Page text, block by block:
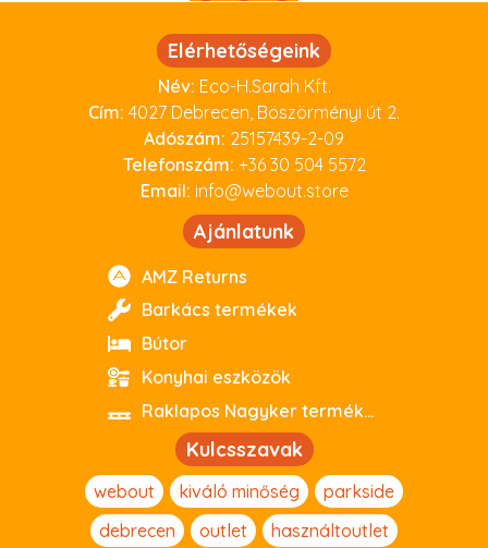
Elérhetőségeink
Név: Eco-H.Sarah Kft.
Cím: 4027 Debrecen, Böszörményi út 2.
Adószám: 25157439-2-09
Telefonszám: +36 30 504 5572
Email: info@webout.store
Ajánlatunk
AMZ Returns
Barkács termékek
Bútor
Konyhai eszközök
Raklapos Nagyker termékeink
Kulcsszavak
webout kiváló minőség
parkside
debrecen
outlet használtoutlet